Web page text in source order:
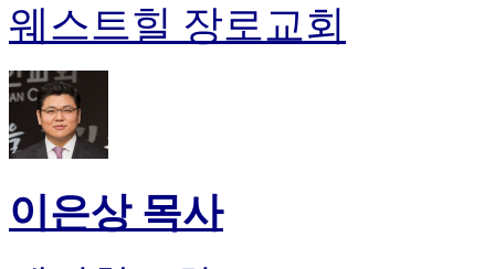
웨스트힐 장로교회
이은상 목사